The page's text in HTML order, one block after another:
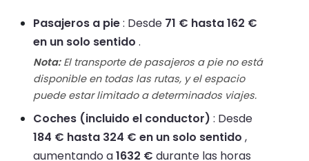
Pasajeros a pie: Desde 71 € hasta 162 €
en un solo sentido .
Nota:El transporte de pasajeros a pie no está
disponible en todas las rutas, y el espacio
puede estar limitado a determinados viajes.
Coches (incluido el conductor) : Desde
184 € hasta 324 € en un solo sentido ,
aumentando a1632 € durante las horas